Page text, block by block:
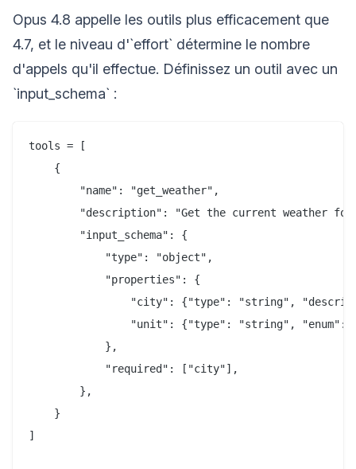
Opus 4.8 appelle les outils plus efficacement que
4.7, et le niveau d'`effort` détermine le nombre
d'appels qu'il effectue. Définissez un outil avec un
`input_schema` :
tools = [
    {
        "name": "get_weather",
"description": "Get the current weather
        "input_schema": {
            "type": "object",
            "properties": {
"city": {"type": "string",
"unit": {"type": "string", "enum":
            },
            "required": ["city"],
        },
    }
]